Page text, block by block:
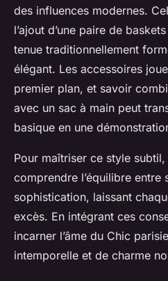
des influences modernes.
l’ajout d’une paire de
tenue traditionnellement
élégant. Les accessoires
premier plan, et savoir
avec un sac à main peut
basique en une
Pour maîtriser ce style
comprendre l’équilibre entre
sophistication, laissant
excès. En intégrant ces
incarner l’âme du Chic
intemporelle et de charme